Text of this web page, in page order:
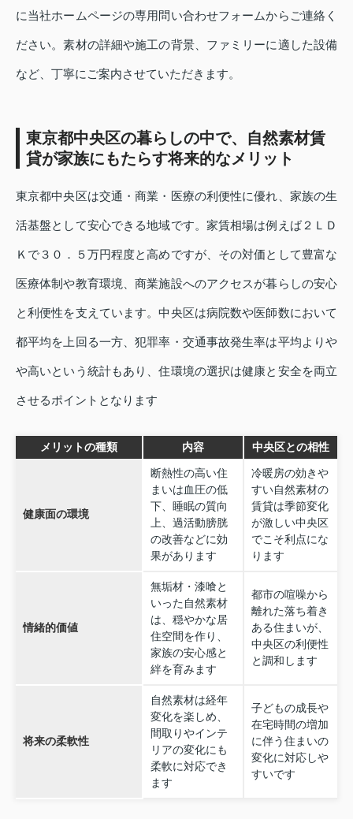
に当社ホームページの専用問い合わせフォームからご連絡く
ださい。素材の詳細や施工の背景、ファミリーに適した設備
など、丁寧にご案内させていただきます。
東京都中央区の暮らしの中で、自然素材賃
貸が家族にもたらす将来的なメリット
東京都中央区は交通・商業・医療の利便性に優れ、家族の生
活基盤として安心できる地域です。家賃相場は例えば２ＬＤ
Ｋで３０．５万円程度と高めですが、その対価として豊富な
医療体制や教育環境、商業施設へのアクセスが暮らしの安心
と利便性を支えています。中央区は病院数や医師数において
都平均を上回る一方、犯罪率・交通事故発生率は平均よりや
や高いという統計もあり、住環境の選択は健康と安全を両立
させるポイントとなります
メリットの種類 内容 中央区との相性
健康面の環境
断熱性の高い住
まいは血圧の低
下、睡眠の質向
上、過活動膀胱
の改善などに効
果があります
冷暖房の効きや
すい自然素材の
賃貸は季節変化
が激しい中央区
でこそ利点にな
ります
情緒的価値
無垢材・漆喰と
いった自然素材
は、穏やかな居
住空間を作り、
家族の安心感と
絆を育みます
都市の喧噪から
離れた落ち着き
ある住まいが、
中央区の利便性
と調和します
将来の柔軟性
自然素材は経年
変化を楽しめ、
間取りやインテ
リアの変化にも
柔軟に対応でき
ます
子どもの成長や
在宅時間の増加
に伴う住まいの
変化に対応しや
すいです